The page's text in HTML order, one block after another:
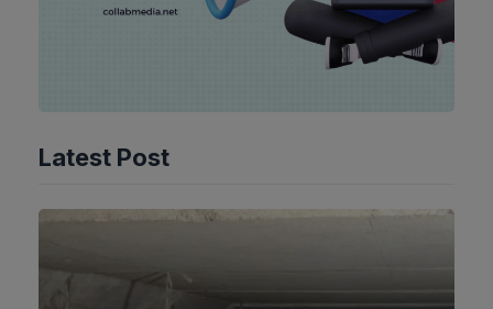
Latest Post